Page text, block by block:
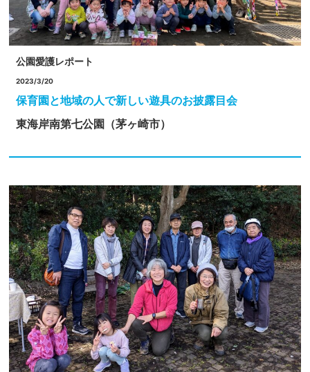
公園愛護レポート
2023/3/20
保育園と地域の人で新しい遊具のお披露目会
東海岸南第七公園（茅ヶ崎市）